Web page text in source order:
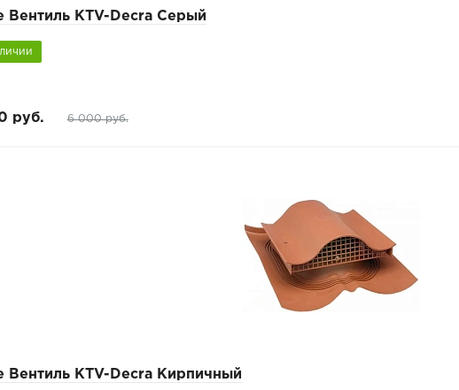
Вентиль KTV-Decra Серый
руб. 6 000 руб.
Вентиль KTV-Decra Кирпичный